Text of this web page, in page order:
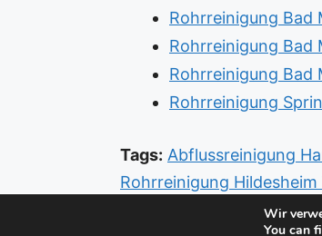
Rohrreinigung Bad
Rohrreinigung Bad
Rohrreinigung Bad
Rohrreinigung
Tags: Abflussreinigung
Rohrreinigung
Sanitär
Wir
You can